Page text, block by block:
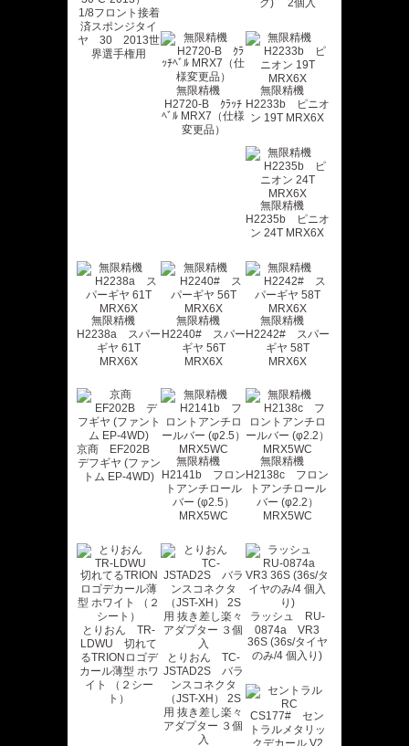
1/8フロント接着
済スポンジタイ
ヤ 30 2013世
界選手権用
無限精機
H2720-B ｸﾗｯﾁ
ﾍﾞﾙ MRX7（仕様
変更品）
無限精機
H2233b ピニオ
ン 19T MRX6X
無限精機
H2235b ピニオ
ン 24T MRX6X
無限精機
H2238a スパー
ギヤ 61T
MRX6X
無限精機
H2240# スパー
ギヤ 56T
MRX6X
無限精機
H2242# スパー
ギヤ 58T
MRX6X
京商 EF202B
デフギヤ (ファン
トム EP-4WD)
無限精機
H2141b フロン
トアンチロール
バー (φ2.5）
MRX5WC
無限精機
H2138c フロン
トアンチロール
バー (φ2.2）
MRX5WC
とりおん TR-
LDWU 切れて
るTRIONロゴデ
カール薄型 ホワ
イト （２シー
ト）
とりおん TC-
JSTAD2S バラ
ンスコネクタ
（JST-XH） 2S
用 抜き差し楽々
アダプター ３個
入
ラッシュ RU-
0874a VR3
36S (36s/タイヤ
のみ/4 個入り)